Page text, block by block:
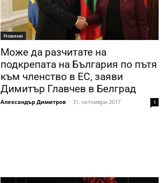
Новини
Може да разчитате на
подкрепата на България по пътя
към членство в ЕС, заяви
Димитър Главчев в Белград
Александър Димитров - 31. октомври 2017 1